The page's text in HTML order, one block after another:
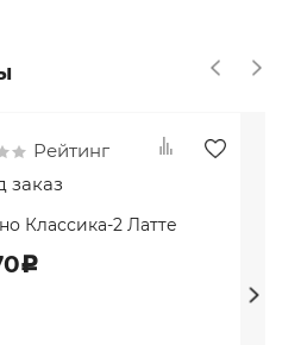
Рейтинг
заказ
Классика-2 Латте
c